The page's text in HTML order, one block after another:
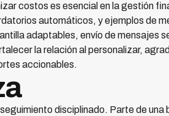
costos es esencial en la gestión
automáticos, y ejemplos de
adaptables, envío de mensajes
la relación al personalizar,
accionables.
disciplinado. Parte de una